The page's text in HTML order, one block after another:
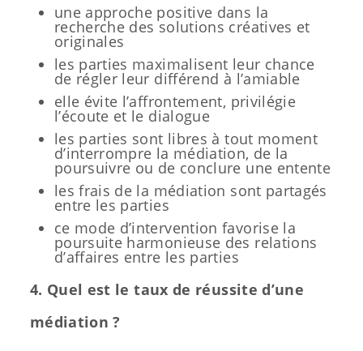
une approche positive dans la
recherche des solutions créatives et
originales
les parties maximalisent leur chance
de régler leur différend à l’amiable
elle évite l’affrontement, privilégie
l’écoute et le dialogue
les parties sont libres à tout moment
d’interrompre la médiation, de la
poursuivre ou de conclure une entente
les frais de la médiation sont partagés
entre les parties
ce mode d’intervention favorise la
poursuite harmonieuse des relations
d’affaires entre les parties
4. Quel est le taux de réussite d’une
médiation ?